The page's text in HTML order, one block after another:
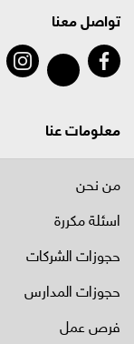
تواصل معنا
معلومات عنا
من نحن
اسئلة مكررة
حجوزات الشركات
حجوزات المدارس
فرص عمل